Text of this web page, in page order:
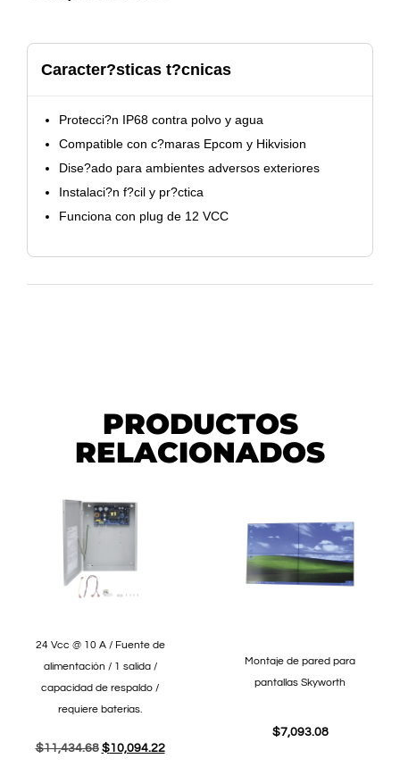
Caracter?sticas t?cnicas
Protecci?n IP68 contra polvo y agua
Compatible con c?maras Epcom y Hikvision
Dise?ado para ambientes adversos exteriores
Instalaci?n f?cil y pr?ctica
Funciona con plug de 12 VCC
PRODUCTOS
RELACIONADOS
24 Vcc @ 10 A / Fuente de
alimentación / 1 salida /
capacidad de respaldo /
requiere baterías.
$11,434.68 $10,094.22
Montaje de pared para
pantallas Skyworth
$7,093.08